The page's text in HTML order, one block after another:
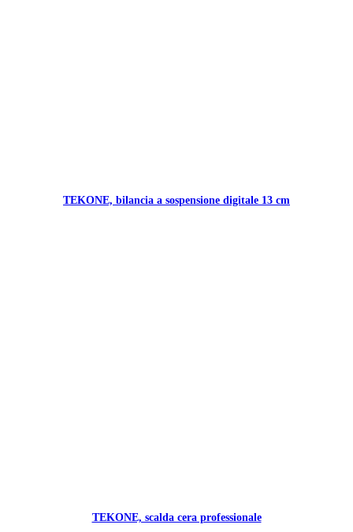
TEKONE, bilancia a sospensione digitale 13 cm
TEKONE, scalda cera professionale